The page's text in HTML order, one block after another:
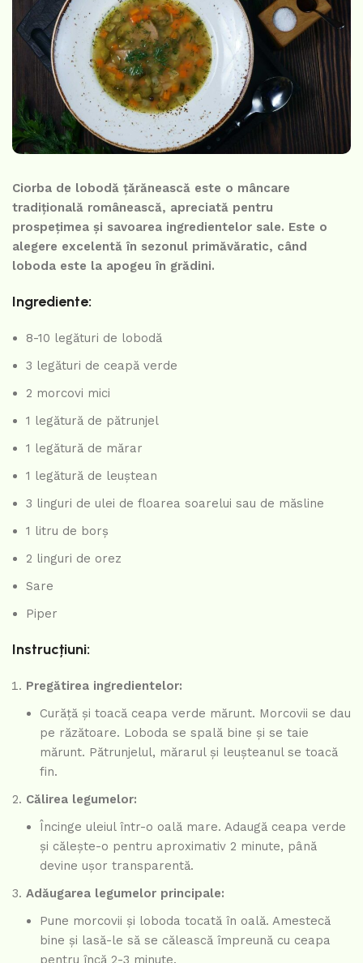
Ciorba de lobodă țărănească este o mâncare
tradițională românească, apreciată pentru
prospețimea și savoarea ingredientelor sale. Este o
alegere excelentă în sezonul primăvăratic, când
loboda este la apogeu în grădini.
Ingrediente:
8-10 legături de lobodă
3 legături de ceapă verde
2 morcovi mici
1 legătură de pătrunjel
1 legătură de mărar
1 legătură de leuștean
3 linguri de ulei de floarea soarelui sau de măsline
1 litru de borș
2 linguri de orez
Sare
Piper
Instrucțiuni:
Pregătirea ingredientelor:
Curăță și toacă ceapa verde mărunt. Morcovii se dau
pe răzătoare. Loboda se spală bine și se taie
mărunt. Pătrunjelul, mărarul și leușteanul se toacă
fin.
Călirea legumelor:
Încinge uleiul într-o oală mare. Adaugă ceapa verde
și călește-o pentru aproximativ 2 minute, până
devine ușor transparentă.
Adăugarea legumelor principale:
Pune morcovii și loboda tocată în oală. Amestecă
bine și lasă-le să se călească împreună cu ceapa
pentru încă 2-3 minute.